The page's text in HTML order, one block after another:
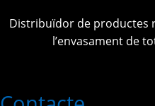
Distribuïdor de productes
l’envasament de